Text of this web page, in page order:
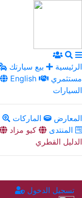
الرئيسية بيع سيارتك
English
السيارات
المعارض الماركات
المنتدى
كيو مزاد
الدليل القطري
تسجيل الدخول